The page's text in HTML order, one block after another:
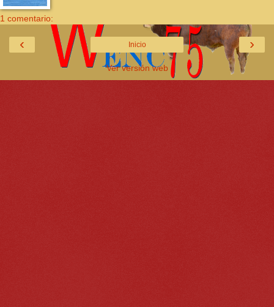
1 comentario:
‹ ›
Inicio
Ver versión web